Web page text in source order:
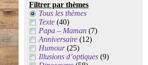
Filtrer par thèmes
Tous les thèmes
Texte (40)
Papa – Maman (7)
Anniversaire (12)
Humour(25)
Illusions d’optiques (9)